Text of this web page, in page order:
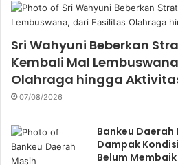
Sri Wahyuni Beberkan
Kembali Mal
Olahraga hingga
07/08/2026
Bankeu
Dampak
Belum Membaik